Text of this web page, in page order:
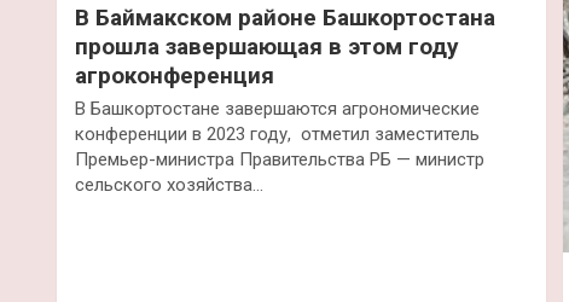
В Баймакском районе Башкортостана
прошла завершающая в этом году
агроконференция
В Башкортостане завершаются агрономические
конференции в 2023 году, отметил заместитель
Премьер-министра Правительства РБ — министр
сельского хозяйства…